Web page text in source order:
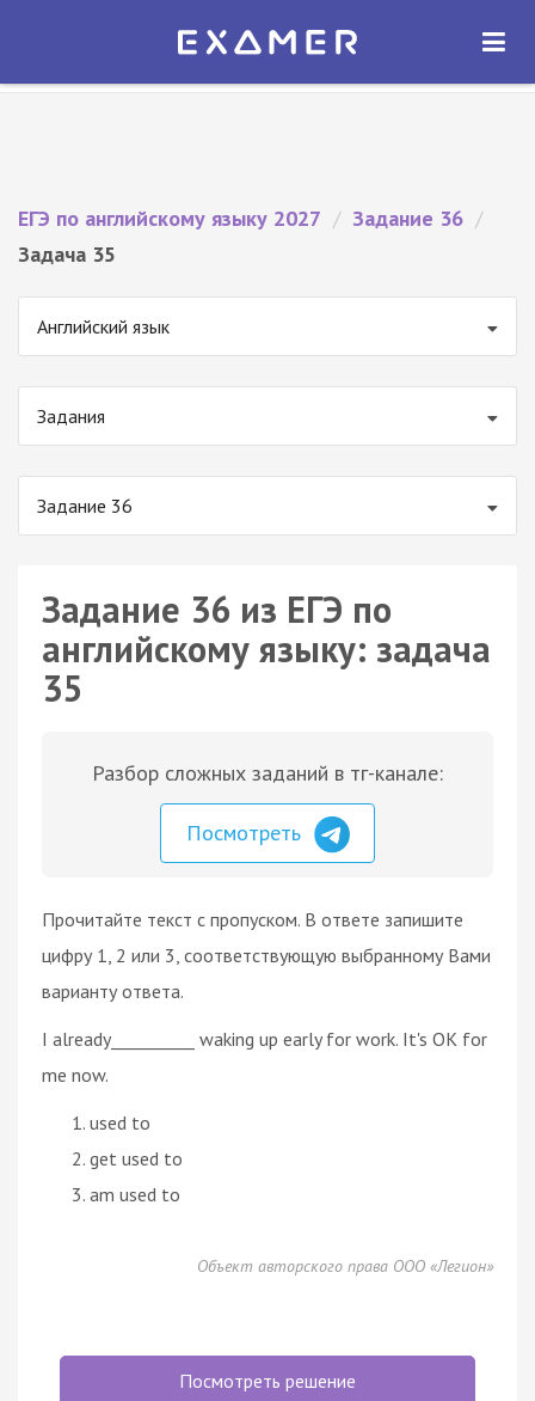
Экзамер — ЕГЭ 2027
ОТКРЫТЬ
ЕГЭ по английскому языку 2027 / Задание 36 /
Задача 35
Английский язык
Задания
Задание 36
Задание 36 из ЕГЭ по
английскому языку: задача
35
Разбор сложных заданий в тг-канале:
Посмотреть
Прочитайте текст с пропуском. В ответе запишите
цифру 1, 2 или 3, соответствующую выбранному Вами
варианту ответа.
I already__________ waking up early for work. It's OK for
me now.
used to
get used to
am used to
Объект авторского права ООО «Легион»
Посмотреть решение